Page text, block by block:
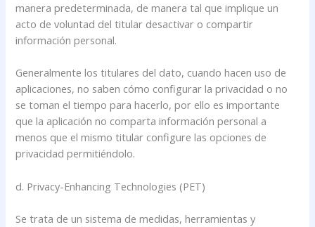
manera predeterminada, de manera tal que implique un
acto de voluntad del titular desactivar o compartir
información personal.
Generalmente los titulares del dato, cuando hacen uso de
aplicaciones, no saben cómo configurar la privacidad o no
se toman el tiempo para hacerlo, por ello es importante
que la aplicación no comparta información personal a
menos que el mismo titular configure las opciones de
privacidad permitiéndolo.
d. Privacy-Enhancing Technologies (PET)
Se trata de un sistema de medidas, herramientas y